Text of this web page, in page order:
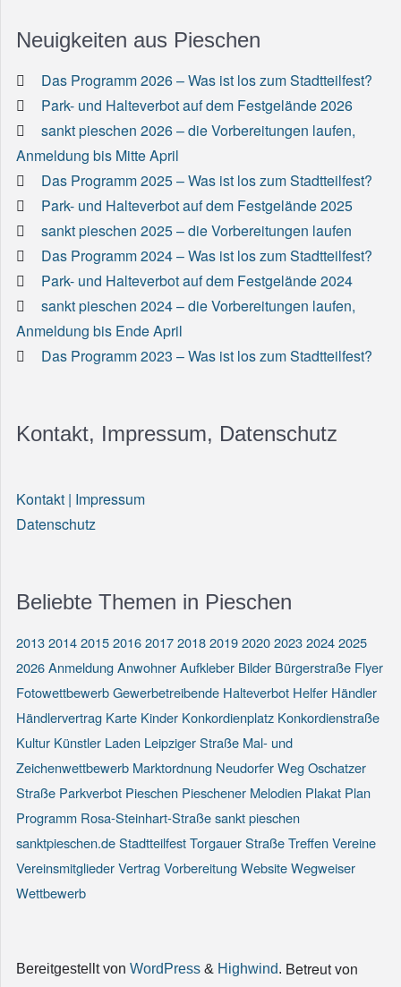
Neuigkeiten aus Pieschen
Das Programm 2026 – Was ist los zum Stadtteilfest?
Park- und Halteverbot auf dem Festgelände 2026
sankt pieschen 2026 – die Vorbereitungen laufen,
Anmeldung bis Mitte April
Das Programm 2025 – Was ist los zum Stadtteilfest?
Park- und Halteverbot auf dem Festgelände 2025
sankt pieschen 2025 – die Vorbereitungen laufen
Das Programm 2024 – Was ist los zum Stadtteilfest?
Park- und Halteverbot auf dem Festgelände 2024
sankt pieschen 2024 – die Vorbereitungen laufen,
Anmeldung bis Ende April
Das Programm 2023 – Was ist los zum Stadtteilfest?
Kontakt, Impressum, Datenschutz
Kontakt | Impressum
Datenschutz
Beliebte Themen in Pieschen
20132014201520162017201820192020202320242025
2026AnmeldungAnwohnerAufkleber Bilder Bürgerstraße Flyer
FotowettbewerbGewerbetreibende Halteverbot Helfer Händler
Händlervertrag Karte Kinder Konkordienplatz Konkordienstraße
Kultur Künstler Laden Leipziger Straße Mal- und
Zeichenwettbewerb Marktordnung Neudorfer WegOschatzer
Straße Parkverbot Pieschen Pieschener Melodien Plakat Plan
Programm Rosa-Steinhart-Straßesankt pieschen
sanktpieschen.deStadtteilfestTorgauer StraßeTreffenVereine
VereinsmitgliederVertragVorbereitungWebsiteWegweiser
Wettbewerb
Bereitgestellt von WordPress & Highwind. Betreut von